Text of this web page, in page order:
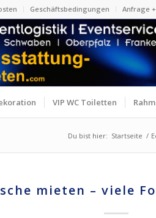
Geschäftsbedingungen Anfrage
VIP WC Toiletten
Du bist hier: Startseite /
mieten – viele